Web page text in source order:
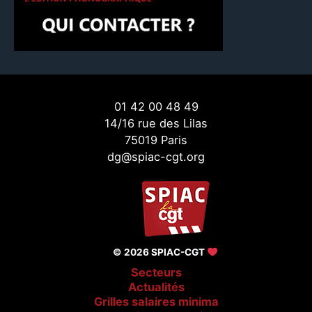
01 42 00 48 49
14/16 rue des Lilas
75019 Paris
dg@spiac-cgt.org
© 2026 SPIAC-CGT
Secteurs
Actualités
Grilles salaires minima